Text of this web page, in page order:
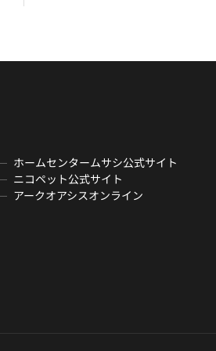
ホームセンタームサシ公式サイト
ニコペット公式サイト
アークオアシスオンライン